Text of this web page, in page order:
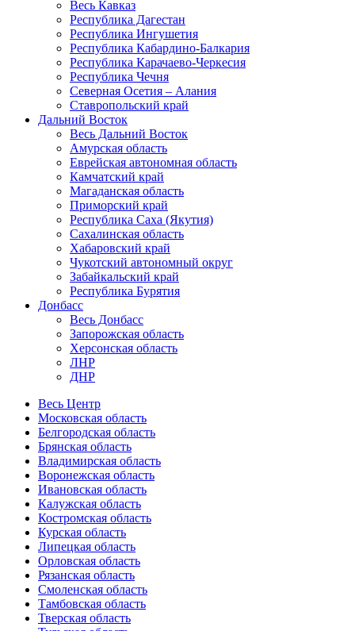
Весь Кавказ
Республика Дагестан
Республика Ингушетия
Республика Кабардино-Балкария
Республика Карачаево-Черкесия
Республика Чечня
Северная Осетия – Алания
Ставропольский край
Дальний Восток
Весь Дальний Восток
Амурская область
Еврейская автономная область
Камчатский край
Магаданская область
Приморский край
Республика Саха (Якутия)
Сахалинская область
Хабаровский край
Чукотский автономный округ
Забайкальский край
Республика Бурятия
Донбасс
Весь Донбасс
Запорожская область
Херсонская область
ЛНР
ДНР
Весь Центр
Московская область
Белгородская область
Брянская область
Владимирская область
Воронежская область
Ивановская область
Калужская область
Костромская область
Курская область
Липецкая область
Орловская область
Рязанская область
Смоленская область
Тамбовская область
Тверская область